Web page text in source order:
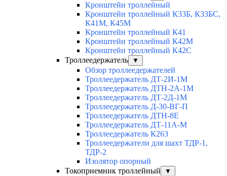
Кронштейн троллейный
Кронштейн троллейный К33Б, К33БС,
К41М, К45М
Кронштейн троллейный К41
Кронштейн троллейный К42М
Кронштейн троллейный К42С
Троллеедержатель
▼
Обзор троллеедержателей
Троллеедержатель ДТ-2И-1М
Троллеедержатель ДТН-2А-1М
Троллеедержатель ДТ-2Д-1М
Троллеедержатель Д-30-ВГ-П
Троллеедержатель ДТН-8Е
Троллеедержатель ДТ-11А-М
Троллеедержатель К263
Троллеедержатели для шахт ТДР-1,
ТДР-2
Изолятор опорный
Токоприемник троллейный
▼